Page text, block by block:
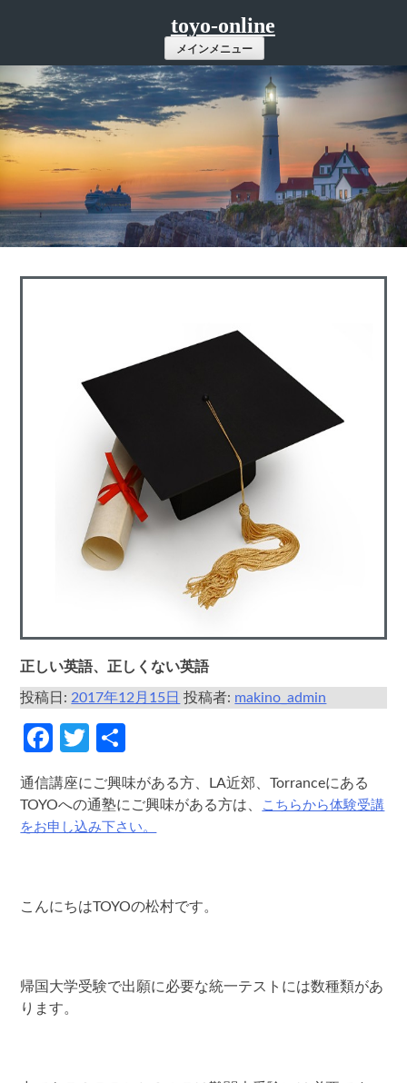
ツ
へ
ス
キ
ッ
プ
toyo-online
メインメニュー
正しい英語、正しくない英語
投稿日:2017年12月15日 投稿者: makino_admin
Facebook
Twitter
通信講座にご興味がある方、LA近郊、Torranceにある
TOYOへの通塾にご興味がある方は、
こちらから体験受講
をお申し込み下さい。
こんにちはTOYOの松村です。
帰国大学受験で出願に必要な統一テストには数種類があ
ります。